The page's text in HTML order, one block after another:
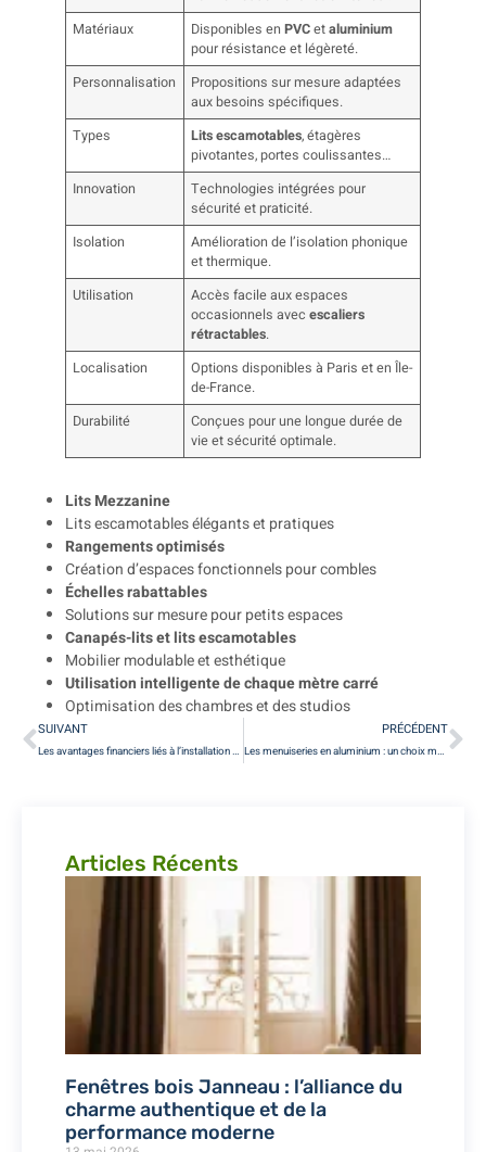
Matériaux
Disponibles enPVCetaluminium
pour résistance et légèreté.
Personnalisation
Propositions sur mesure adaptées
aux besoins spécifiques.
Types
Lits escamotables, étagères
pivotantes, portes coulissantes…
Innovation
Technologies intégrées pour
sécurité et praticité.
Isolation
Amélioration de l’isolation phonique
et thermique.
Utilisation
Accès facile aux espaces
occasionnels avecescaliers
rétractables.
Localisation
Options disponibles à Paris et en Île-
de-France.
Durabilité
Conçues pour une longue durée de
vie et sécurité optimale.
Lits Mezzanine
Lits escamotables élégants et pratiques
Rangements optimisés
Création d’espaces fonctionnels pour combles
Échelles rabattables
Solutions sur mesure pour petits espaces
Canapés-lits et lits escamotables
Mobilier modulable et esthétique
Utilisation intelligente de chaque mètre carré
Optimisation des chambres et des studios
SUIVANT
Les avantages financiers liés à l’installation de menuiseries performantes à Paris
PRÉCÉDENT
Les menuiseries en aluminium : un choix moderne et élégant pour votre habitation à Paris
Articles Récents
Fenêtres bois Janneau : l’alliance du
charme authentique et de la
performance moderne